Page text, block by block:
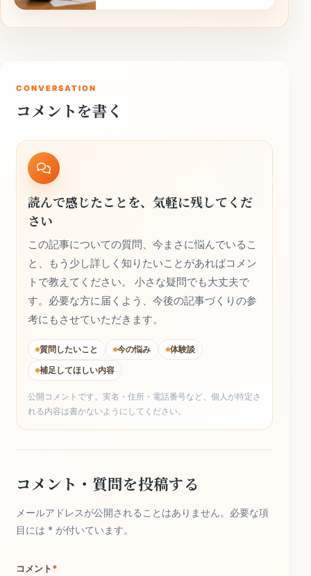
CONVERSATION
コメントを書く
読んで感じたことを、気軽に残してくだ
さい
この記事についての質問、今まさに悩んでいるこ
と、もう少し詳しく知りたいことがあればコメン
トで教えてください。 小さな疑問でも大丈夫で
す。必要な方に届くよう、今後の記事づくりの参
考にもさせていただきます。
質問したいこと 今の悩み
体験談
補足してほしい内容
公開コメントです。実名・住所・電話番号など、個人が特定さ
れる内容は書かないようにしてください。
コメント・質問を投稿する
メールアドレスが公開されることはありません。必要な項
目には * が付いています。
コメント*